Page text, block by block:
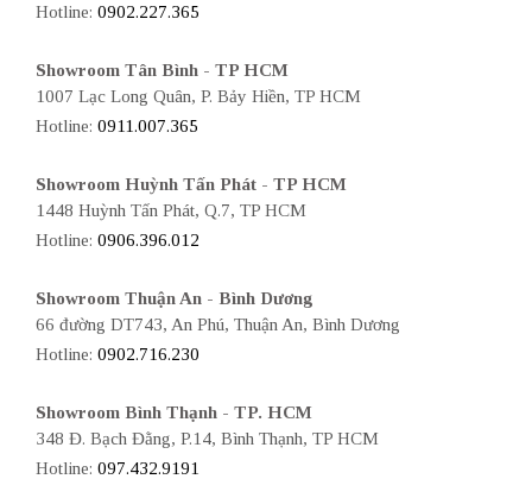
Hotline: 0902.227.365
Showroom Tân Bình - TP HCM
1007 Lạc Long Quân, P. Bảy Hiền, TP HCM
Hotline: 0911.007.365
Showroom Huỳnh Tấn Phát - TP HCM
1448 Huỳnh Tấn Phát, Q.7, TP HCM
Hotline: 0906.396.012
Showroom Thuận An - Bình Dương
66 đường DT743, An Phú, Thuận An, Bình Dương
Hotline: 0902.716.230
Showroom Bình Thạnh - TP. HCM
348 Đ. Bạch Đằng, P.14, Bình Thạnh, TP HCM
Hotline: 097.432.9191